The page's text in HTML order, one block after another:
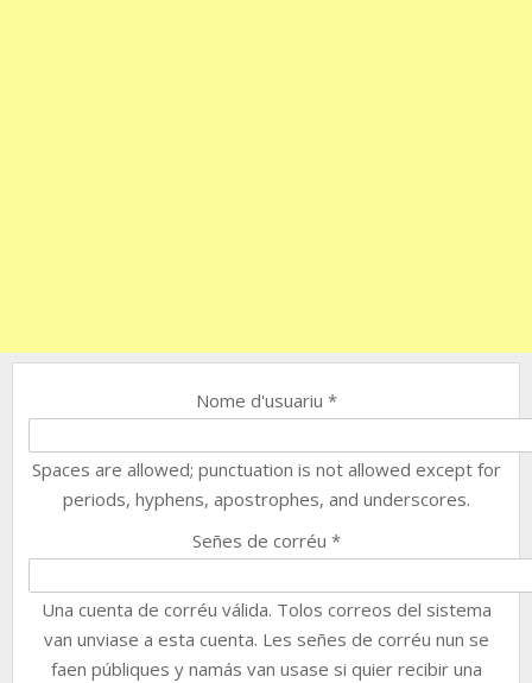
Nome d'usuariu *
Spaces are allowed; punctuation is not allowed except for
periods, hyphens, apostrophes, and underscores.
Señes de corréu *
Una cuenta de corréu válida. Tolos correos del sistema
van unviase a esta cuenta. Les señes de corréu nun se
faen públiques y namás van usase si quier recibir una